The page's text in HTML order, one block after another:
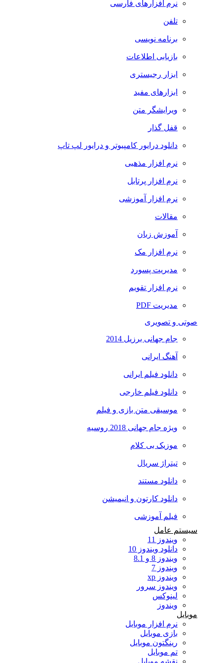
نرم افزارهای فارسی
تلفن
برنامه نویسی
بازیابی اطلاعات
ابزار رجیستری
ابزارهای مفید
ویرایشگر متن
قفل گذار
دانلود درایور کامپیوتر و درایور لپ تاپ
نرم افزار مذهبی
نرم افزار پرتابل
نرم افزار آموزشی
مقالات
آموزش زبان
نرم افزار مک
مدیریت پسورد
نرم افزار تقویم
مدیریت PDF
صوتی و تصویری
جام جهانی برزیل 2014
آهنگ ایرانی
دانلود فیلم ایرانی
دانلود فیلم خارجی
موسیقی متن بازی و فیلم
ویژه جام جهانی 2018 روسیه
موزیک بی کلام
تیتراژ سریال
دانلود مستند
دانلود کارتون و انیمیشن
فیلم آموزشی
سیستم عامل
ویندوز 11
دانلود ویندوز 10
ویندوز 8 و 8.1
ویندوز 7
ویندوز xp
ویندوز سرور
لینوکس
ویندوز
موبایل
نرم افزار موبایل
بازی موبایل
رینگتون موبایل
تم موبایل
نقشه موبایل